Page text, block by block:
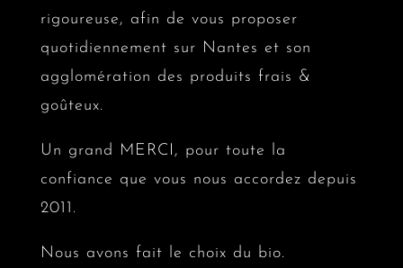
rigoureuse, afin de vous proposer
quotidiennement sur Nantes et son
agglomération des produits frais &
goûteux.
Un grand MERCI, pour toute la
confiance que vous nous accordez depuis
2011.
Nous avons fait le choix du bio.